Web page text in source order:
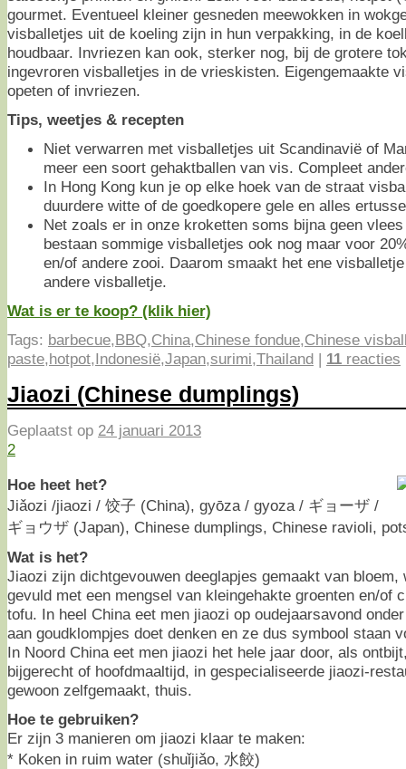
gourmet. Eventueel kleiner gesneden meewokken in
visballetjes uit de koeling zijn in hun verpakking, in de
houdbaar. Invriezen kan ook, sterker nog, bij de grotere
ingevroren visballetjes in de vrieskisten. Eigengemaakte
opeten of invriezen.
Tips, weetjes & recepten
Niet verwarren met visballetjes uit Scandinavië of
meer een soort gehaktballen van vis. Compleet
In Hong Kong kun je op elke hoek van de straat
duurdere witte of de goedkopere gele en alles
Net zoals er in onze kroketten soms bijna geen
bestaan sommige visballetjes ook nog maar voor
en/of andere zooi. Daarom smaakt het ene
andere visballetje.
Wat is er te koop? (klik hier)
Tags: barbecue,BBQ,China,Chinese fondue,Chinese
paste,hotpot,Indonesië,Japan,surimi,Thailand | 11 reacties
Jiaozi (Chinese dumplings)
Geplaatst op 24 januari 2013
2
Hoe heet het?
Jiǎozi /jiaozi / 饺子 (China), gyōza / gyoza / ギョーザ /
ギョウザ (Japan), Chinese dumplings, Chinese ravioli,
Wat is het?
Jiaozi zijn dichtgevouwen deeglapjes gemaakt van
gevuld met een mengsel van kleingehakte groenten en/of
tofu. In heel China eet men jiaozi op oudejaarsavond
aan goudklompjes doet denken en ze dus symbool staan
In Noord China eet men jiaozi het hele jaar door, als
bijgerecht of hoofdmaaltijd, in gespecialiseerde jiaozi-
gewoon zelfgemaakt, thuis.
Hoe te gebruiken?
Er zijn 3 manieren om jiaozi klaar te maken:
* Koken in ruim water (shuǐjiǎo, 水餃)